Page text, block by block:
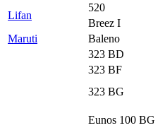
Lifan
520
Breez I
Maruti
Baleno
323 BD
323 BF
323 BG
Eunos 100 BG